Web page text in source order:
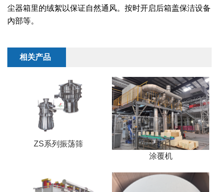
尘器箱里的绒絮以保证自然通风。按时开启后箱盖保洁设备
內部等。
相关产品
ZS系列振荡筛
涂覆机